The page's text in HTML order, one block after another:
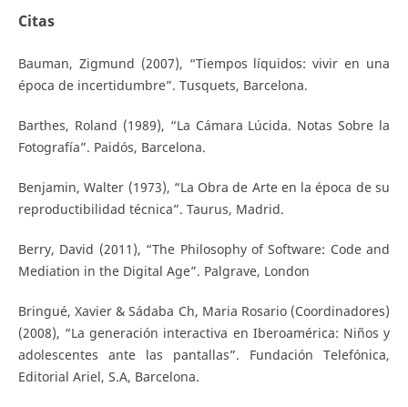
Citas
Bauman, Zigmund (2007), “Tiempos líquidos: vivir en una
época de incertidumbre”. Tusquets, Barcelona.
Barthes, Roland (1989), “La Cámara Lúcida. Notas Sobre la
Fotografía”. Paidós, Barcelona.
Benjamin, Walter (1973), “La Obra de Arte en la época de su
reproductibilidad técnica”. Taurus, Madrid.
Berry, David (2011), “The Philosophy of Software: Code and
Mediation in the Digital Age”. Palgrave, London
Bringué, Xavier & Sádaba Ch, Maria Rosario (Coordinadores)
(2008), “La generación interactiva en Iberoamérica: Niños y
adolescentes ante las pantallas”. Fundación Telefónica,
Editorial Ariel, S.A, Barcelona.